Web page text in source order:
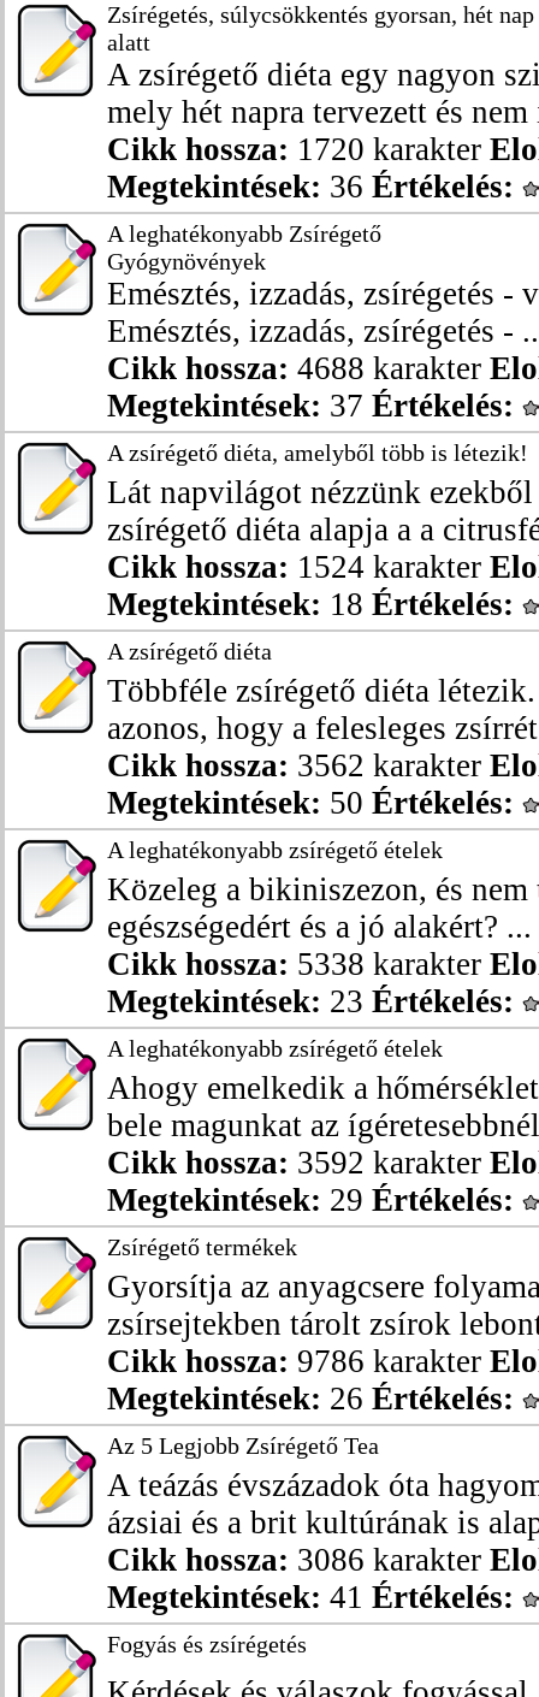
Zsírégetés, súlycsökkentés gyorsan, hét nap
alatt
A zsírégető diéta egy nagyon
mely hét napra tervezett és nem
Cikk hossza: 1720 karakter
Megtekintések: 36 Értékelés:
A leghatékonyabb Zsírégető
Gyógynövények
Emésztés, izzadás, zsírégetés -
Emésztés, izzadás, zsírégetés -
Cikk hossza: 4688 karakter
Megtekintések: 37 Értékelés:
A zsírégető diéta, amelyből több is létezik!
Lát napvilágot nézzünk ezekből
zsírégető diéta alapja a a
Cikk hossza: 1524 karakter
Megtekintések: 18 Értékelés:
A zsírégető diéta
Többféle zsírégető diéta
azonos, hogy a felesleges
Cikk hossza: 3562 karakter
Megtekintések: 50 Értékelés:
A leghatékonyabb zsírégető ételek
Közeleg a bikiniszezon, és
egészségedért és a jó alakért? ...
Cikk hossza: 5338 karakter
Megtekintések: 23 Értékelés:
A leghatékonyabb zsírégető ételek
Ahogy emelkedik a
bele magunkat az
Cikk hossza: 3592 karakter
Megtekintések: 29 Értékelés:
Zsírégető termékek
Gyorsítja az anyagcsere
zsírsejtekben tárolt zsírok
Cikk hossza: 9786 karakter
Megtekintések: 26 Értékelés:
Az 5 Legjobb Zsírégető Tea
A teázás évszázadok óta
ázsiai és a brit kultúrának is
Cikk hossza: 3086 karakter
Megtekintések: 41 Értékelés:
Fogyás és zsírégetés